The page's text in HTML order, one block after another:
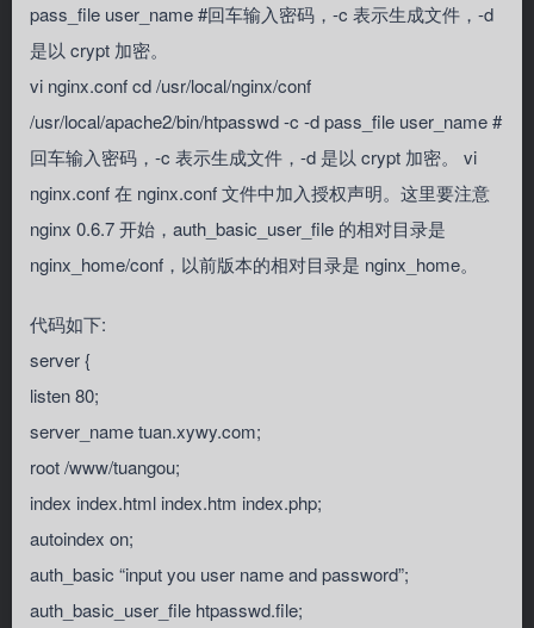
pass_file user_name #回车输入密码，-c 表示生成文件，-d
是以 crypt 加密。
vi nginx.conf cd /usr/local/nginx/conf
/usr/local/apache2/bin/htpasswd -c -d pass_file user_name #
回车输入密码，-c 表示生成文件，-d 是以 crypt 加密。 vi
nginx.conf 在 nginx.conf 文件中加入授权声明。这里要注意
nginx 0.6.7 开始，auth_basic_user_file 的相对目录是
nginx_home/conf，以前版本的相对目录是 nginx_home。
代码如下:
server {
listen 80;
server_name tuan.xywy.com;
root /www/tuangou;
index index.html index.htm index.php;
autoindex on;
auth_basic “input you user name and password”;
auth_basic_user_file htpasswd.file;